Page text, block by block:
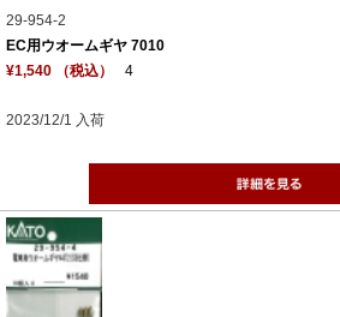
29-954-2
EC用ウオームギヤ 7010
¥1,540 （税込）
4
2023/12/1 入荷